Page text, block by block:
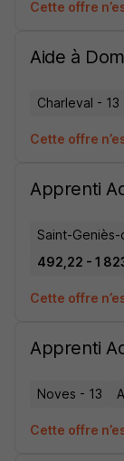
Cette offre
Aide à
Charleval - 13
Cette offre
Apprenti
Saint-
492,22 - 1
Cette offre
Apprenti
Noves - 13
Cette offre